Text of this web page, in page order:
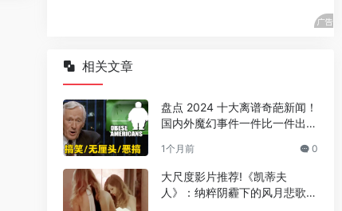
相关文章
盘点 2024 十大离谱奇葩新闻！
国内外魔幻事件一件比一件出人
1个月前 0
大尺度影片推荐!《凯蒂夫
人》：纳粹阴霾下的风月悲歌，